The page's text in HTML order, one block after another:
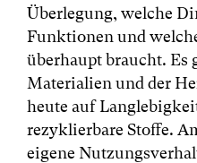
Überlegung, welche
Funktionen und
überhaupt braucht. Es
Materialien und der
heute auf
rezyklierbare Stoffe.
eigene